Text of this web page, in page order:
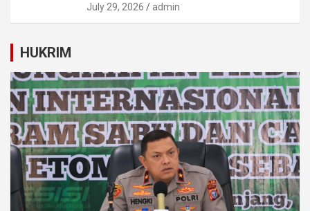
July 29, 2026 admin
HUKRIM